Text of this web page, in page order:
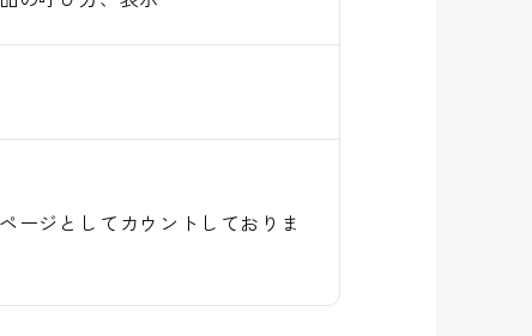
ージとしてカウントしておりま